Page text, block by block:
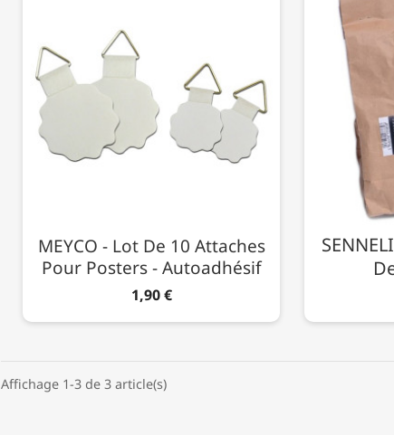
MEYCO - Lot De 10 Attaches
Pour Posters - Autoadhésif
1,90 €
Affichage 1-3 de 3 article(s)